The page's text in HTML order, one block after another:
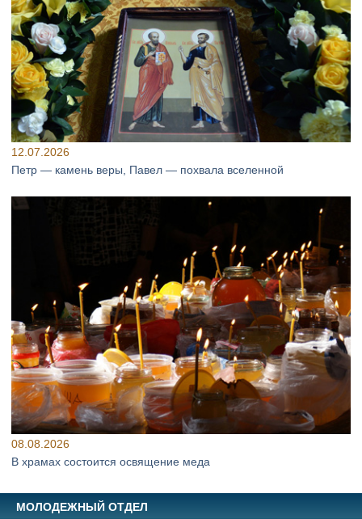
12.07.2026
Петр — камень веры, Павел — похвала вселенной
08.08.2026
В храмах состоится освящение меда
МОЛОДЕЖНЫЙ ОТДЕЛ